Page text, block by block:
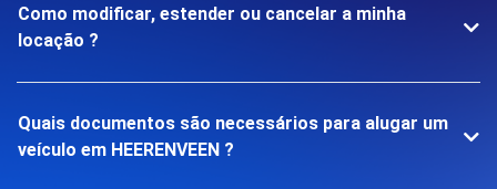
Como modificar, estender ou cancelar a minha
locação ?
Quais documentos são necessários para alugar um
veículo em HEERENVEEN ?